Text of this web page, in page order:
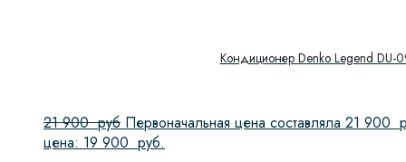
Кондиционер Denko Legend DU-
21 900руб Первоначальная цена составляла 21 900
цена: 19 900 руб.